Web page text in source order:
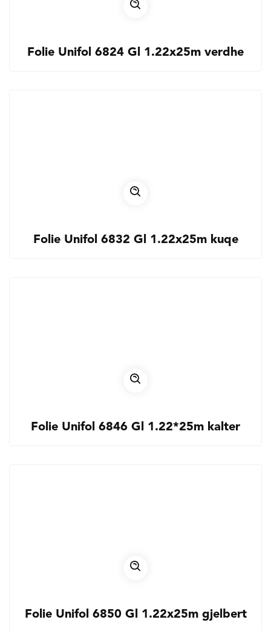
Folie Unifol 6824 Gl 1.22x25m verdhe
Folie Unifol 6832 Gl 1.22x25m kuqe
Folie Unifol 6846 Gl 1.22*25m kalter
Folie Unifol 6850 Gl 1.22x25m gjelbert